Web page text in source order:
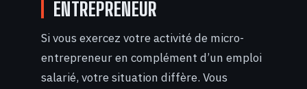
ENTREPRENEUR
Si vous exercez votre activité de micro-
entrepreneur en complément d’un emploi
salarié, votre situation diffère. Vous